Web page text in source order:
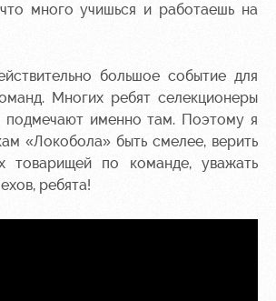
много учишься и работаешь на
большое событие для
Многих ребят селекционеры
подмечают именно там. Поэтому я
«Локобола» быть смелее, верить
товарищей по команде, уважать
ребята!